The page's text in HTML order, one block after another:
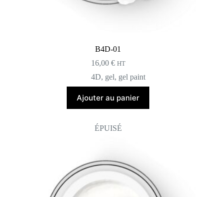
B4D-01
16,00 € HT
4D, gel, gel paint
Ajouter au panier
ÉPUISÉ